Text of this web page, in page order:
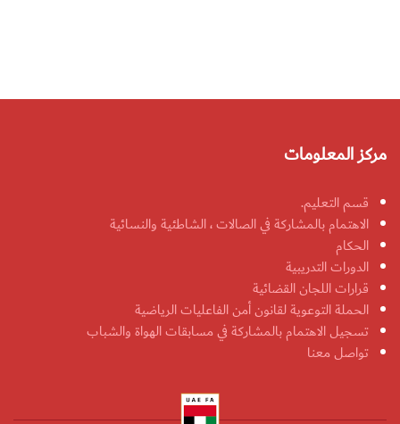
مركز المعلومات
قسم التعليم.
الاهتمام بالمشاركة في الصالات ، الشاطئية والنسائية
الحكام
الدورات التدريبية
قرارات اللجان القضائية
الحملة التوعوية لقانون أمن الفاعليات الرياضية
تسجيل الاهتمام بالمشاركة في مسابقات الهواة والشباب
تواصل معنا